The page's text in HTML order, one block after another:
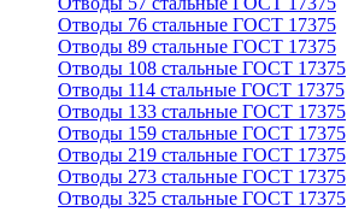
Отводы 76 стальные ГОСТ 17375
Отводы 89 стальные ГОСТ 17375
Отводы 108 стальные ГОСТ 17375
Отводы 114 стальные ГОСТ 17375
Отводы 133 стальные ГОСТ 17375
Отводы 159 стальные ГОСТ 17375
Отводы 219 стальные ГОСТ 17375
Отводы 273 стальные ГОСТ 17375
Отводы 325 стальные ГОСТ 17375